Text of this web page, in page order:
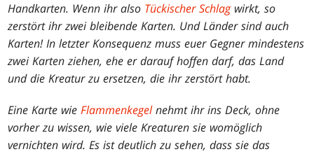
Handkarten. Wenn ihr also Tückischer Schlagwirkt, so
zerstört ihr zwei bleibende Karten. Und Länder sind auch
Karten! In letzter Konsequenz muss euer Gegner mindestens
zwei Karten ziehen, ehe er darauf hoffen darf, das Land
und die Kreatur zu ersetzen, die ihr zerstört habt.
Eine Karte wieFlammenkegelnehmt ihr ins Deck, ohne
vorher zu wissen, wie viele Kreaturen sie womöglich
vernichten wird. Es ist deutlich zu sehen, dass sie das